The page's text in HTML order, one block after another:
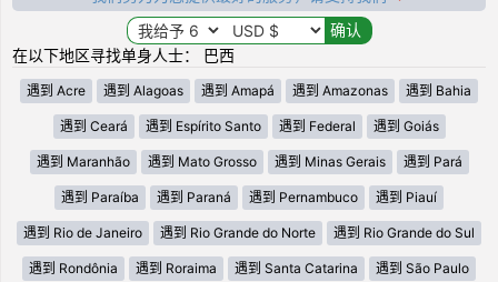
在以下地区寻找单身人士： 巴西
遇到 Acre 遇到 Alagoas 遇到 Amapá 遇到 Amazonas 遇到 Bahia
遇到 Ceará 遇到 Espírito Santo 遇到 Federal 遇到 Goiás
遇到 Maranhão 遇到 Mato Grosso 遇到 Minas Gerais 遇到 Pará
遇到 Paraíba 遇到 Paraná 遇到 Pernambuco 遇到 Piauí
遇到 Rio de Janeiro 遇到 Rio Grande do Norte 遇到 Rio Grande do Sul
遇到 Rondônia 遇到 Roraima 遇到 Santa Catarina 遇到 São Paulo